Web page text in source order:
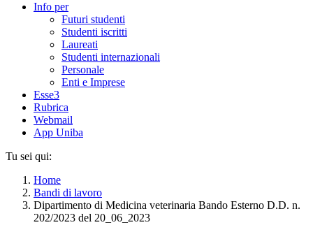
Info per
Futuri studenti
Studenti iscritti
Laureati
Studenti internazionali
Personale
Enti e Imprese
Esse3
Rubrica
Webmail
App Uniba
Tu sei qui:
Home
Bandi di lavoro
Dipartimento di Medicina veterinaria Bando Esterno D.D. n.
202/2023 del 20_06_2023